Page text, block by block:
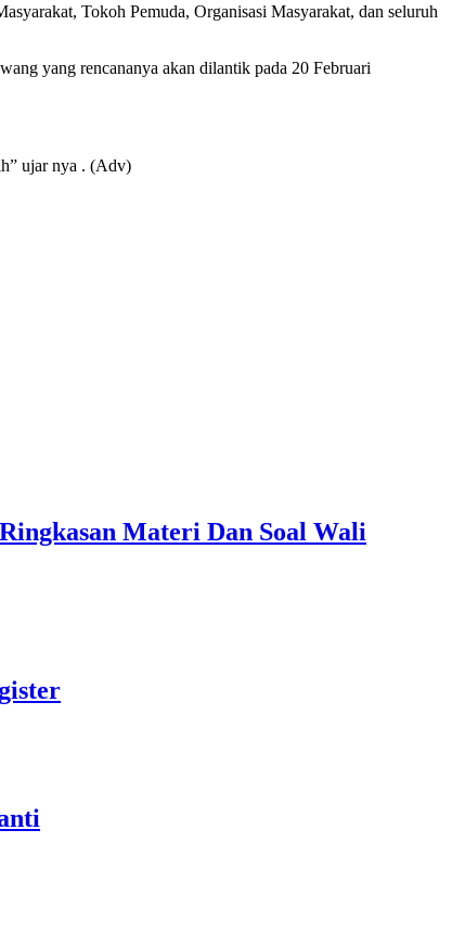
Tokoh Pemuda, Organisasi Masyarakat, dan seluruh
yang rencananya akan dilantik pada 20 Februari
ujar nya . (Adv)
Materi Dan Soal Wali